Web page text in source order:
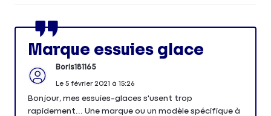
Marque essuies glace
Boris181165
Le 5 février 2021 à 15:26
Bonjour, mes essuies-glaces s'usent trop
rapidement... Une marque ou un modèle spécifique à